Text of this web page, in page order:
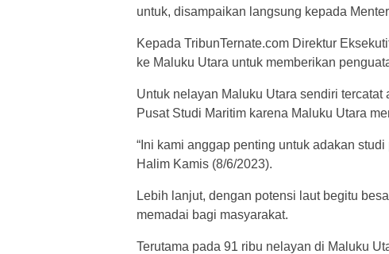
untuk, disampaikan langsung kepada
Kepada TribunTernate.com Direktur
ke Maluku Utara untuk memberikan
Untuk nelayan Maluku Utara sendiri
Pusat Studi Maritim karena Maluku Utara
“Ini kami anggap penting untuk adakan
Halim Kamis (8/6/2023).
Lebih lanjut, dengan potensi laut begitu
memadai bagi masyarakat.
Terutama pada 91 ribu nelayan di Maluku